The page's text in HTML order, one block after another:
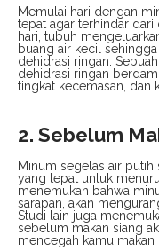
Memulai hari dengan
tepat agar terhindar dari
hari, tubuh
buang air kecil
dehidrasi ringan.
dehidrasi ringan
tingkat kecemasan, dan
2. Sebelum
Minum segelas air
yang tepat untuk
menemukan bahwa
sarapan, akan
Studi lain juga
sebelum makan siang
mencegah kamu makan